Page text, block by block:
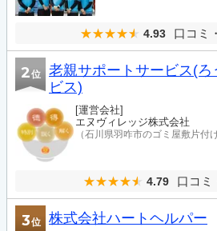
4.93 口コミ
2位
老親サポートサービス(
ビス)
[運営会社]
エヌヴィレッジ株式会社
（石川県羽咋市のゴミ屋敷片付け
4.79 口コミ
3位 株式会社ハートヘルパー